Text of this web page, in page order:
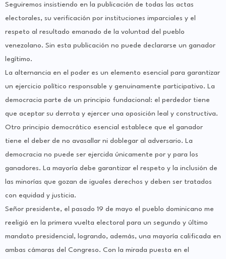
Seguiremos insistiendo en la publicación de todas las actas
electorales, su verificación por instituciones imparciales y el
respeto al resultado emanado de la voluntad del pueblo
venezolano. Sin esta publicación no puede declararse un ganador
legítimo.
La alternancia en el poder es un elemento esencial para garantizar
un ejercicio político responsable y genuinamente participativo. La
democracia parte de un principio fundacional: el perdedor tiene
que aceptar su derrota y ejercer una oposición leal y constructiva.
Otro principio democrático esencial establece que el ganador
tiene el deber de no avasallar ni doblegar al adversario. La
democracia no puede ser ejercida únicamente por y para los
ganadores. La mayoría debe garantizar el respeto y la inclusión de
las minorías que gozan de iguales derechos y deben ser tratados
con equidad y justicia.
Señor presidente, el pasado 19 de mayo el pueblo dominicano me
reeligió en la primera vuelta electoral para un segundo y último
mandato presidencial, logrando, además, una mayoría calificada en
ambas cámaras del Congreso. Con la mirada puesta en el